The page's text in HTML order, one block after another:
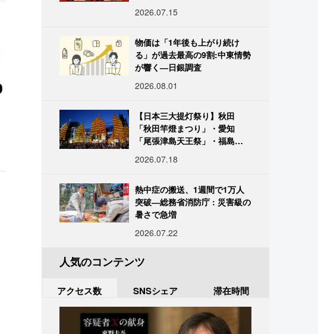
2026.07.15
物価は「1年後も上がり続け
る」が過去最高の9割:中東情勢
が響く―日銀調査
2026.08.01
【日本三大提灯祭り】秋田
「秋田竿燈まつり」・愛知
「尾張津島天王祭」・福島
だしい灯火が夜空を照らす光
2026.07.18
熱中症の搬送、1週間で1万人
突破―総務省消防庁 : 災害級の
暑さで急増
2026.07.22
人気のコンテンツ
アクセス数 SNSシェア 滞在時間